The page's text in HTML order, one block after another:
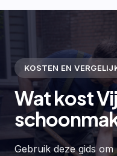
KOSTEN EN
Wat kost
Gebruik deze gids